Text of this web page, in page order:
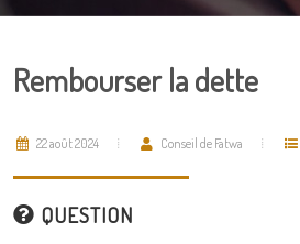
Rembourser la dette
22 août 2024 Conseil de Fatwa
QUESTION